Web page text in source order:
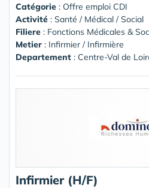
Catégorie : Offre emploi CDI
Activité : Santé / Médical / Social
Filiere : Fonctions Médicales &
Metier : Infirmier / Infirmière
Departement : Centre-Val de
Infirmier (H/F)